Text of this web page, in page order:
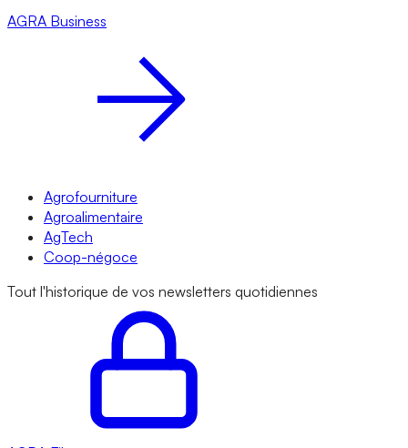
AGRA Business
Agrofourniture
Agroalimentaire
AgTech
Coop-négoce
Tout l'historique de vos newsletters quotidiennes